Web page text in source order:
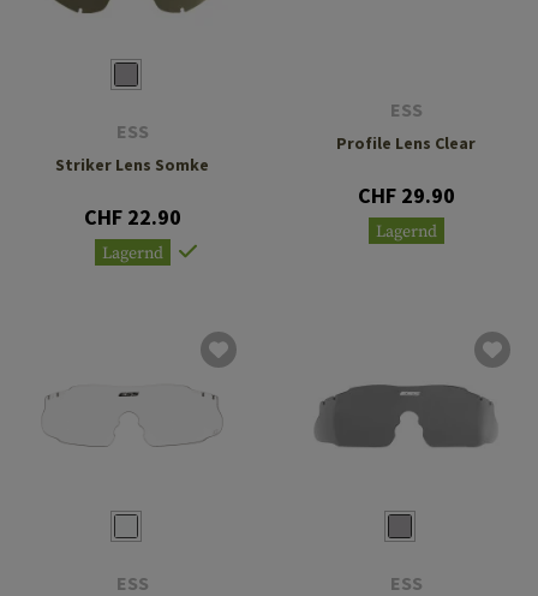
ESS
Striker Lens Somke
CHF 22.90
Lagernd
ESS
Profile Lens Clear
CHF 29.90
Lagernd
ESS ESS